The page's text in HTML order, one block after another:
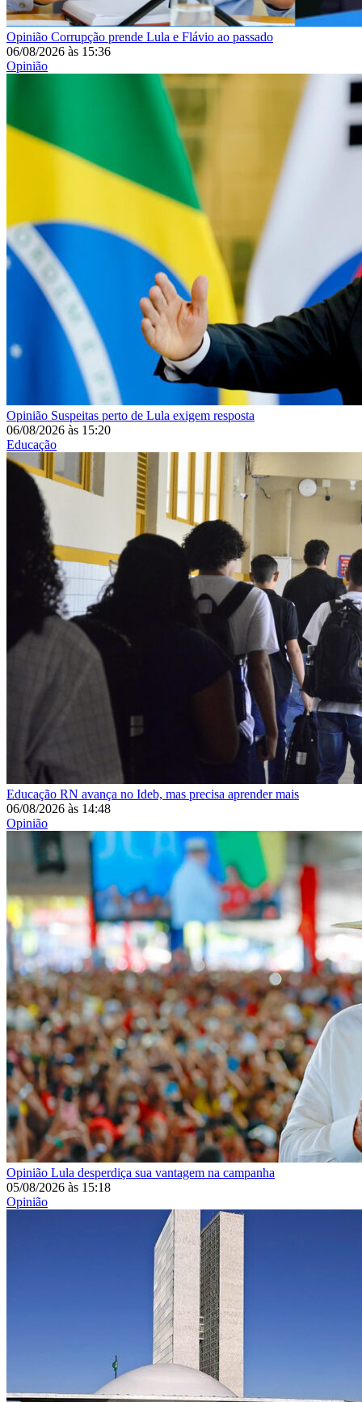
Opinião Corrupção prende Lula e Flávio ao passado
06/08/2026 às 15:36
Opinião
Opinião Suspeitas perto de Lula exigem resposta
06/08/2026 às 15:20
Educação
Educação RN avança no Ideb, mas precisa aprender mais
06/08/2026 às 14:48
Opinião
Opinião Lula desperdiça sua vantagem na campanha
05/08/2026 às 15:18
Opinião